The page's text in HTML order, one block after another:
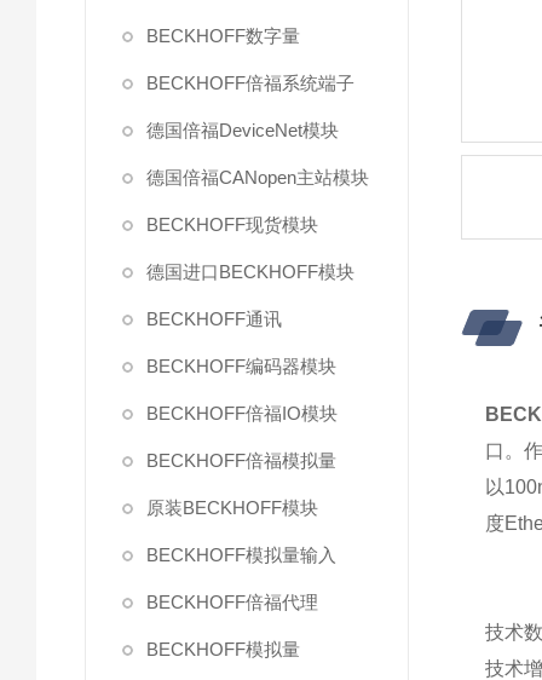
BECKHOFF数字量
BECKHOFF倍福系统端子
德国倍福DeviceNet模块
德国倍福CANopen主站模块
BECKHOFF现货模块
德国进口BECKHOFF模块
BECKHOFF通讯
BECKHOFF编码器模块
BECKHOFF倍福IO模块
BECKHOFF倍福模拟量
原装BECKHOFF模块
BECKHOFF模拟量输入
BECKHOFF倍福代理
BECKHOFF模拟量
口。
以
度
技术
技术